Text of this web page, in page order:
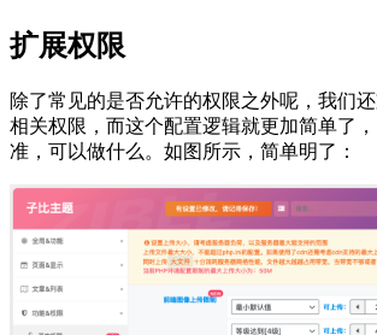
扩展权限
除了常见的是否允许的权限之外呢，我们
相关权限，而这个配置逻辑就更加简单了
准，可以做什么。如图所示，简单明了：